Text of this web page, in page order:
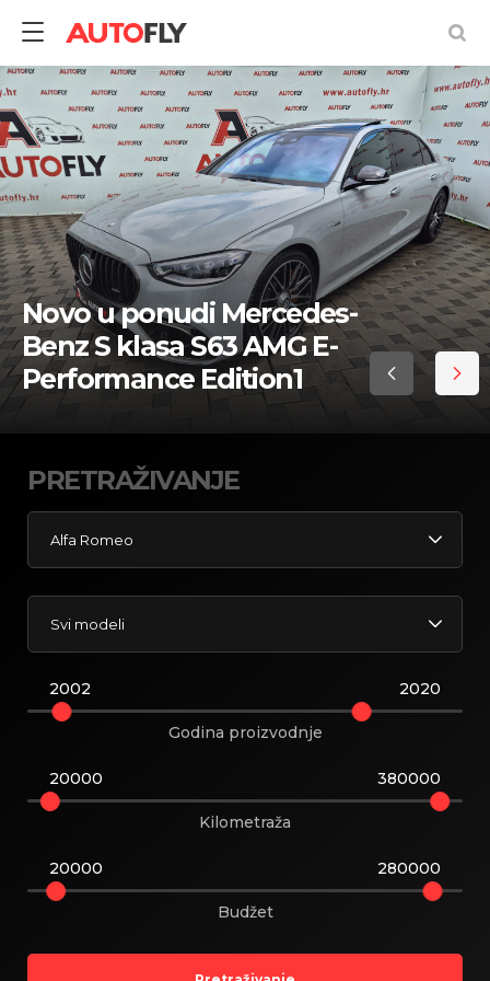
Pretraživanje
rabljenih
vozila
Novo u ponudi Mercedes-
Benz S klasa S63 AMG E-
Performance Edition1
PRETRAŽIVANJE
Alfa Romeo
Svi modeli
2002 2020
Godina proizvodnje
20000 380000
Kilometraža
20000 280000
Budžet